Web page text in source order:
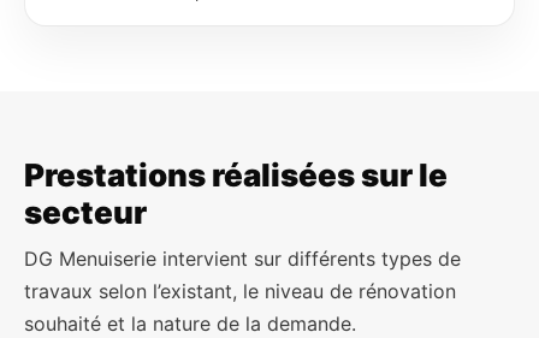
Prestations réalisées sur le
secteur
DG Menuiserie intervient sur différents types de
travaux selon l’existant, le niveau de rénovation
souhaité et la nature de la demande.